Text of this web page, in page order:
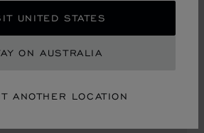
UNITED STATES
ON AUSTRALIA
ANOTHER LOCATION
33448824